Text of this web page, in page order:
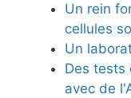
Un rein
cellules
Un
Des tests
avec de